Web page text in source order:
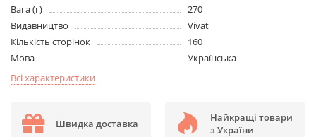
Вага (г)
270
Видавництво
Vivat
Кількість сторінок
160
Мова
Українська
Всі характеристики
Швидка доставка
Найкращі товари
з України